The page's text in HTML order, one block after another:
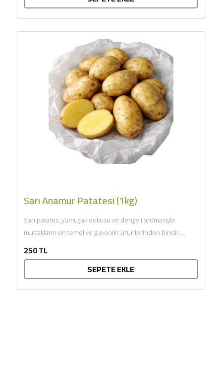
Sarı Anamur Patatesi (1kg)
Sarı patates, yumuşak dokusu ve dengeli aromasıyla
mutfakların en temel ve güvenilir ürünlerinden biridir.
250 TL
SEPETE EKLE